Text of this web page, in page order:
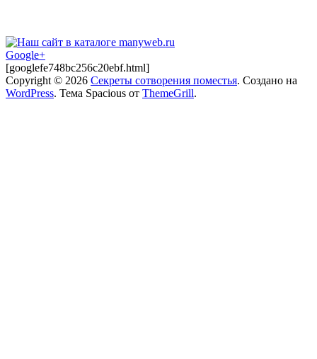
Google+
[googlefe748bc256c20ebf.html]
Copyright © 2026 Секреты сотворения поместья. Создано на
WordPress. Тема Spacious от ThemeGrill.